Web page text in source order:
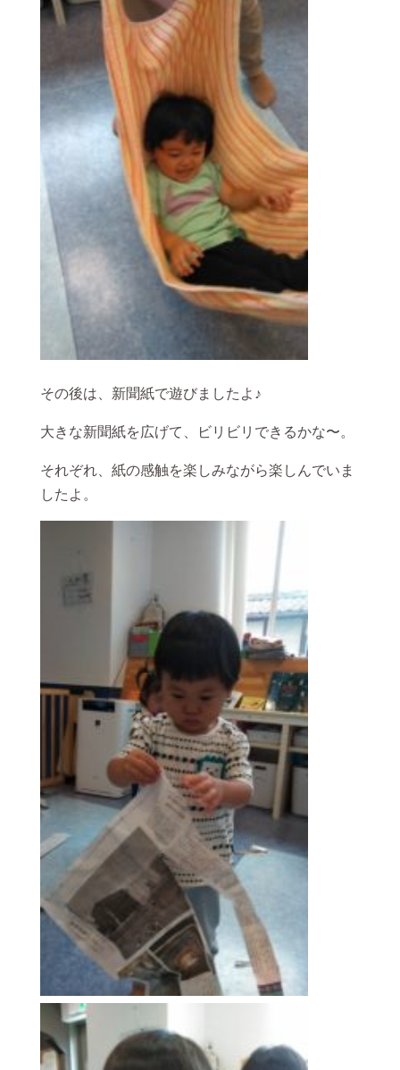
その後は、新聞紙で遊びましたよ♪
大きな新聞紙を広げて、ビリビリできるかな〜。
それぞれ、紙の感触を楽しみながら楽しんでいま
したよ。